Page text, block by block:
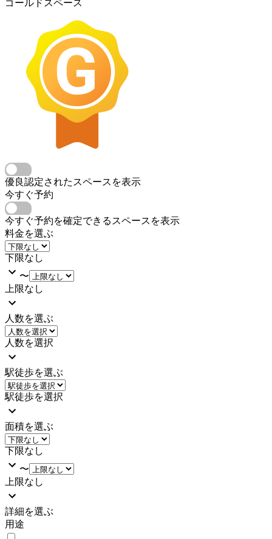
ゴールドスペース
優良認定されたスペースを表示
今すぐ予約
今すぐ予約を確定できるスペースを表示
料金を選ぶ
下限なし
〜
上限なし
人数を選ぶ
人数を選択
駅徒歩を選ぶ
駅徒歩を選択
面積を選ぶ
下限なし
〜
上限なし
詳細を選ぶ
用途